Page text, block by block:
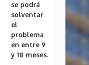
se podrá
solventar
el
problema
en entre 9
y 18 meses.